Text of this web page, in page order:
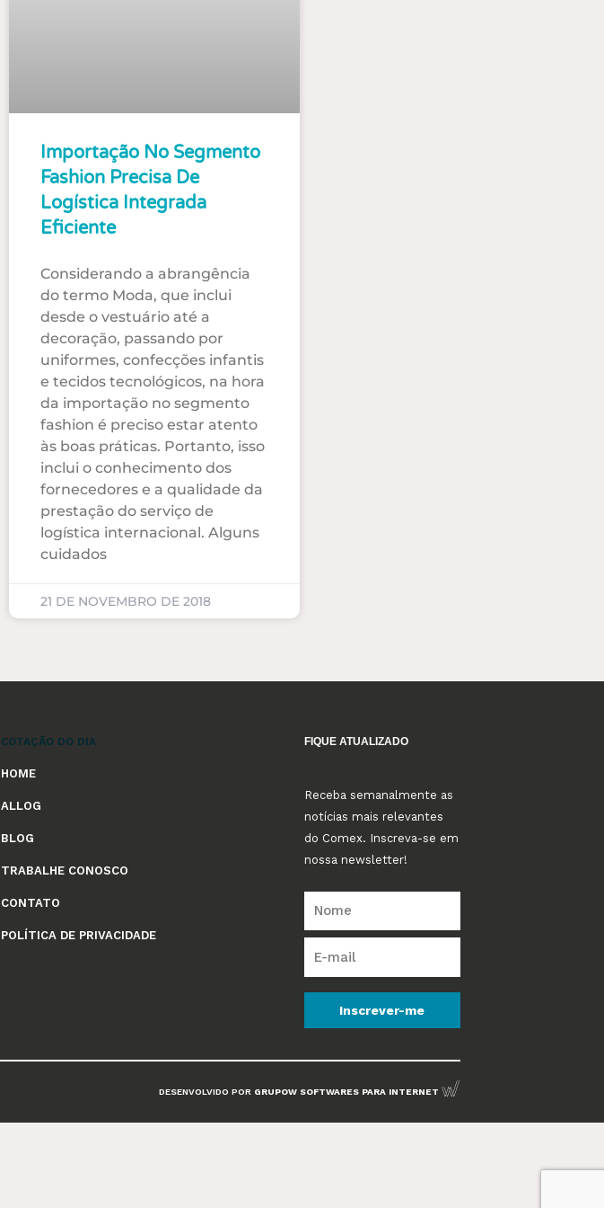
Importação No Segmento
Fashion Precisa De
Logística Integrada
Eficiente
Considerando a abrangência
do termo Moda, que inclui
desde o vestuário até a
decoração, passando por
uniformes, confecções infantis
e tecidos tecnológicos, na hora
da importação no segmento
fashion é preciso estar atento
às boas práticas. Portanto, isso
inclui o conhecimento dos
fornecedores e a qualidade da
prestação do serviço de
logística internacional. Alguns
cuidados
21 DE NOVEMBRO DE 2018
COTAÇÃO DO DIA
HOME
ALLOG
BLOG
TRABALHE CONOSCO
CONTATO
POLÍTICA DE PRIVACIDADE
FIQUE ATUALIZADO
Receba semanalmente as
notícias mais relevantes
do Comex. Inscreva-se em
nossa newsletter!
Inscrever-me
DESENVOLVIDO POR GRUPOW SOFTWARES PARA INTERNET